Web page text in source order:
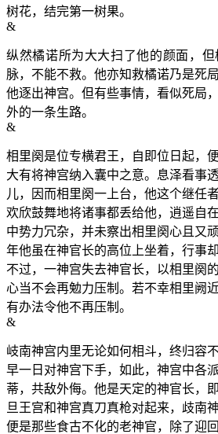
树花，结完第一树果。
&
纵然橘诺所为大大扫了他的颜面，
脉，不能不救。他亦知救橘诺乃是死
他逐出神宫。但有些事情，看似死局
外的一条生路。
&
相里阕是位专横君王，自即位日起，
大有将神宫纳入囊中之意。息泽看事
儿，因而相里阕一上台，他这个继任
欢欣鼓舞地将诸事都丢给他，逍遥自
中势力冗杂，并未察出相里阕心且又
年他虽在神官长的高位上坐着，行事
不过，一神宫失去神官长，以相里阕
心当不会再勉力压制。若不幸相里阙
有办法令他不再压制。
&
岐南神宫内里无论如何相斗，终归容
早一日对神宫下手，如此，神宫中各
蒂，共敌外侮。他是天定的神官长，
旦王宫和神宫真刀真枪对起来，歧南
便是那些食古不化的老神官，除了迎